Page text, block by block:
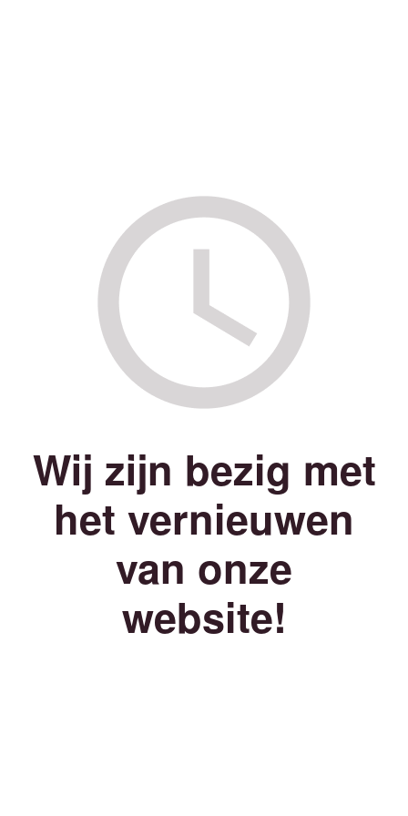
Wij zijn bezig met
het vernieuwen
van onze
website!